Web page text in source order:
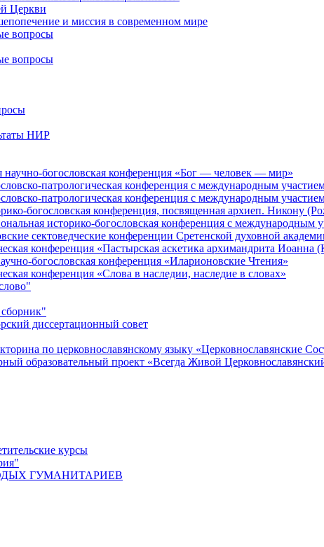
Церкви
и миссия в современном мире
вопросы
вопросы
НИР
богословская конференция «Бог — человек — мир»
патрологическая конференция с международным
патрологическая конференция с международным
богословская конференция, посвященная архиеп. Никону
историко-богословская конференция с
сектоведческие конференции Сретенской духовной
конференция «Пастырская аскетика архимандрита Иоанна
богословская конференция «Иларионовские Чтения»
конференция «Cлова в наследии, наследие в словах»
диссертационный совет
по церковнославянскому языку «Церковнославянские
образовательный проект «Всегда Живой
курсы
ГУМАНИТАРИЕВ